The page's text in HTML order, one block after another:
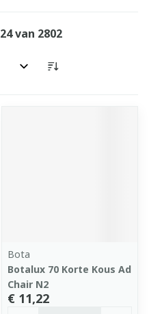
24van 2802
Bota
Botalux 70 Korte Kous Ad
Chair N2
€ 11,22